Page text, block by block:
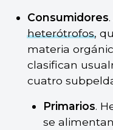
Consumidores
heterótrofos,
materia
clasifican
cuatro
Primarios.
se